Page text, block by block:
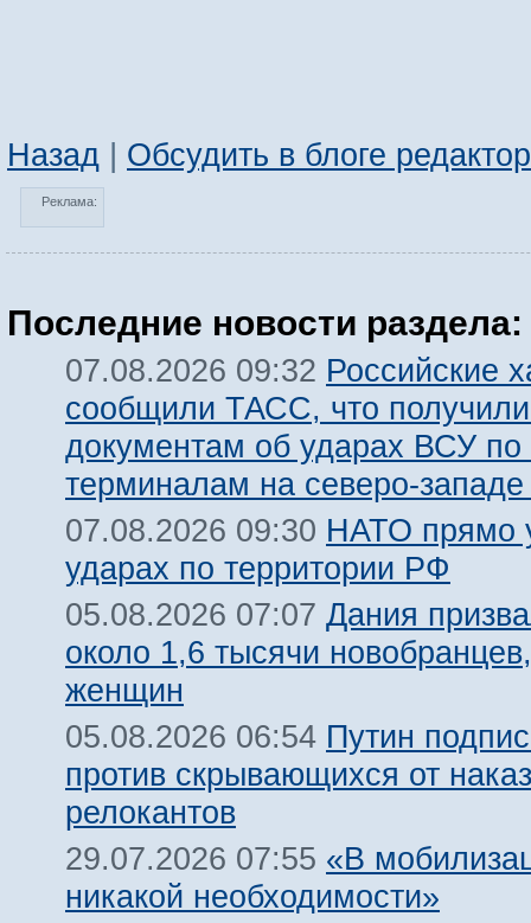
Назад | Обсудить в блоге
Реклама:
Последние новости раздела:
07.08.2026 09:32 Российские
сообщили ТАСС, что получили
документам об ударах ВСУ
терминалам на северо-
07.08.2026 09:30 НАТО прямо
ударах по территории РФ
05.08.2026 07:07 Дания
около 1,6 тысячи
женщин
05.08.2026 06:54 Путин
против скрывающихся от
релокантов
29.07.2026 07:55 «В
никакой необходимости»